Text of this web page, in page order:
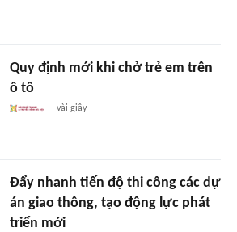
Quy định mới khi chở trẻ em trên
ô tô
vài giây
Đẩy nhanh tiến độ thi công các dự
án giao thông, tạo động lực phát
triển mới